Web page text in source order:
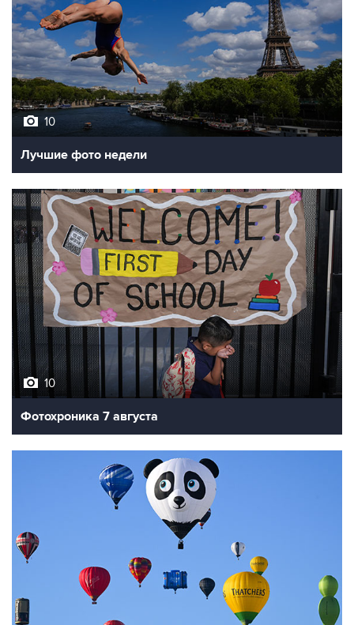
10
Лучшие фото недели
10
Фотохроника 7 августа